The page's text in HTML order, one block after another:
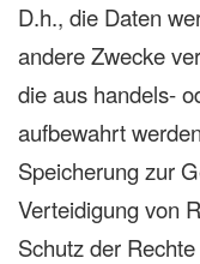
D.h., die Daten
andere Zwecke
die aus handels-
aufbewahrt
Speicherung zur
Verteidigung von
Schutz der